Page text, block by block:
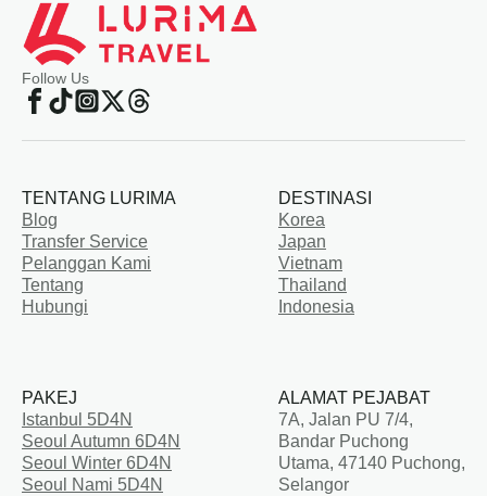
Follow Us
TENTANG LURIMA
Blog
Transfer Service
Pelanggan Kami
Tentang
Hubungi
DESTINASI
Korea
Japan
Vietnam
Thailand
Indonesia
PAKEJ
Istanbul 5D4N
Seoul Autumn 6D4N
Seoul Winter 6D4N
Seoul Nami 5D4N
ALAMAT PEJABAT
7A, Jalan PU 7/4,
Bandar Puchong
Utama, 47140 Puchong,
Selangor